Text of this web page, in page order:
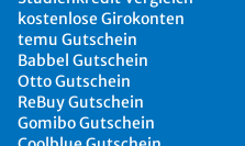
kostenlose Girokonten
temu Gutschein
Babbel Gutschein
Otto Gutschein
ReBuy Gutschein
Gomibo Gutschein